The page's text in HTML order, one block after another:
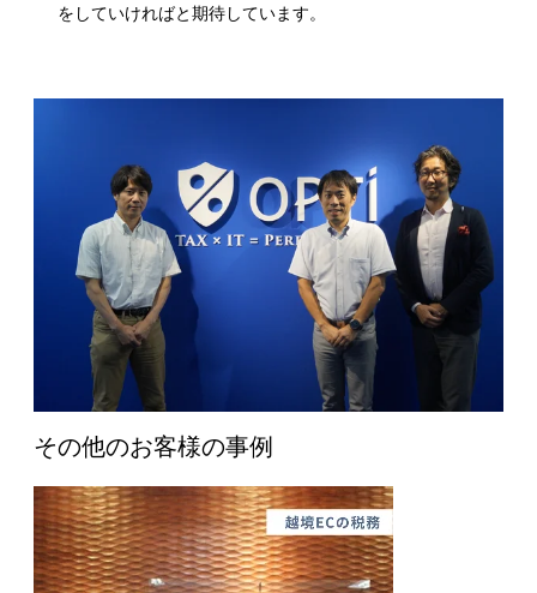
をしていければと期待しています。
その他のお客様の事例